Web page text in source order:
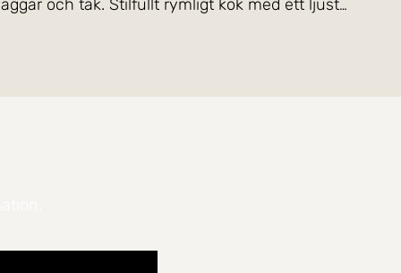
och tak. Stilfullt rymligt kök med ett ljust
Ön har också ett bra utbud av caféer,
annars finns det också träningsmöjligheter på